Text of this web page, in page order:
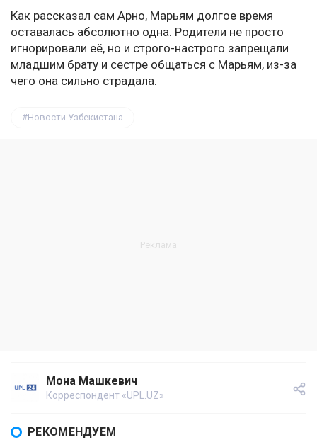
Как рассказал сам Арно, Марьям долгое время
оставалась абсолютно одна. Родители не просто
игнорировали её, но и строго-настрого запрещали
младшим брату и сестре общаться с Марьям, из-за
чего она сильно страдала.
Новости Узбекистана
Мона Машкевич
Корреспондент «UPL.UZ»
РЕКОМЕНДУЕМ